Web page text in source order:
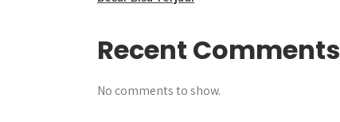
Recent Comments
No comments to show.